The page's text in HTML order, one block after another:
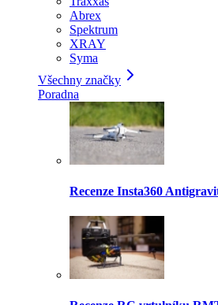
Abrex
Spektrum
XRAY
Syma
Všechny značky
Poradna
Recenze Insta360